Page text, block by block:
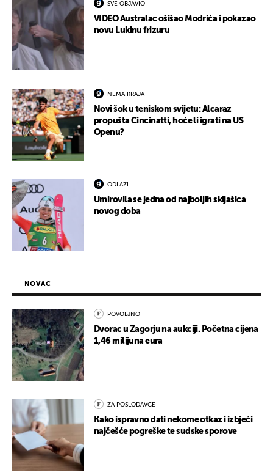
SVE OBJAVIO
VIDEO Australac ošišao Modrića i pokazao
novu Lukinu frizuru
NEMA KRAJA
Novi šok u teniskom svijetu: Alcaraz
propušta Cincinatti, hoće li igrati na US
Openu?
ODLAZI
Umirovila se jedna od najboljih skijašica
novog doba
NOVAC
POVOLJNO
Dvorac u Zagorju na aukciji. Početna cijena
1,46 milijuna eura
ZA POSLODAVCE
Kako ispravno dati nekome otkaz i izbjeći
najčešće pogreške te sudske sporove